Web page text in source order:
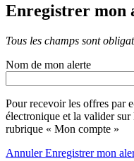
Enregistrer mon
Tous les champs sont
Nom de mon alerte
Pour recevoir les offres par
électronique et la valider sur
rubrique « Mon compte »
AnnulerEnregistrer mon